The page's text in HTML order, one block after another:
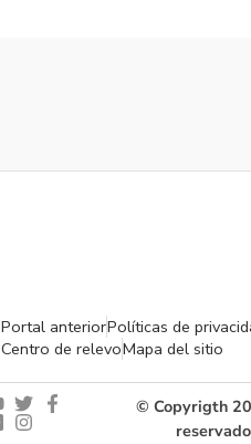
Portal anteriorPolíticas de
Centro de relevoMapa del sitio
© Copyrigth